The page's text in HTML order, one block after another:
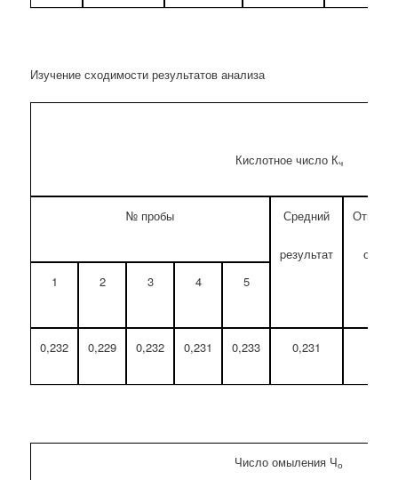
Изучение сходимости результатов анализа
Кислотное число Кч
№ пробы Средний
pезультат
1 2 3 4 5
0,232 0,229 0,232 0,231 0,233 0,231
Число омыления Чо